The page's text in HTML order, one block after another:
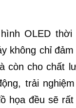
OLED
không chỉ
còn cho chất
trải
họa đều sẽ